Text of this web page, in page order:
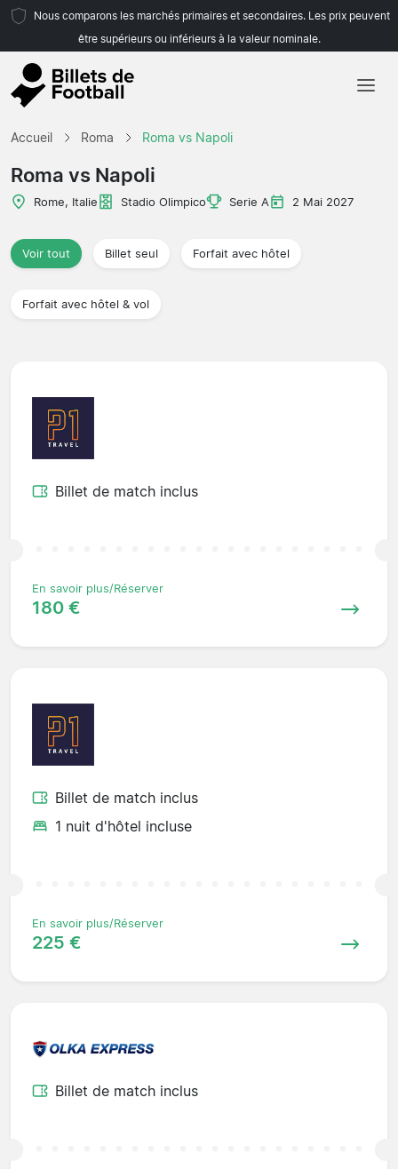
Nous comparons les marchés primaires et secondaires. Les prix peuvent
être supérieurs ou inférieurs à la valeur nominale.
Accueil Roma Roma vs Napoli
Roma vs Napoli
Rome, Italie Stadio Olimpico Serie A 2 Mai 2027
Voir tout Billet seul Forfait avec hôtel
Forfait avec hôtel & vol
Billet de match inclus
En savoir plus/Réserver
180 €
Billet de match inclus
1 nuit d'hôtel incluse
En savoir plus/Réserver
225 €
Billet de match inclus